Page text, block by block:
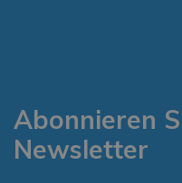
Abonnieren
Newsletter